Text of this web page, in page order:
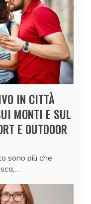
IN CITTÀ
MONTI E SUL
E OUTDOOR
sono più che